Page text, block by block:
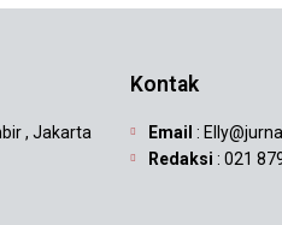
, Jakarta
Kontak
Email :
Redaksi : 021